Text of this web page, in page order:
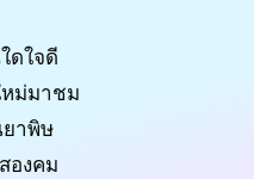
ดใจดี
หม่มาชม
ยาพิษ
องคม